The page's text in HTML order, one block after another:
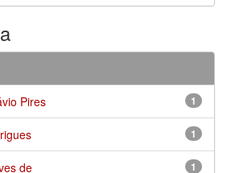
1
Pires
1
1
de